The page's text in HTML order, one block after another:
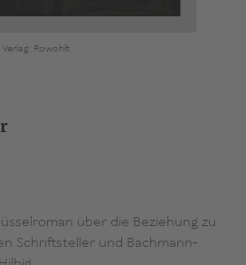
Verlag: Rowohlt
über die Beziehung zu
Schriftsteller und Bachmann-